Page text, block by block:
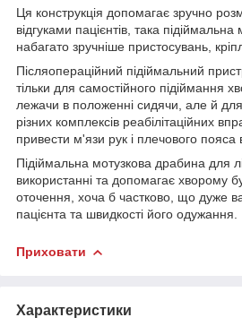
Ця конструкція допомагає зручно
відгуками пацієнтів, така
набагато зручніше пристосувань,
Післяопераційний підіймальний
тільки для самостійного підіймання
лежачи в положенні сидячи, але й
різних комплексів реабілітаційних
привести м'язи рук і плечового пояса
Підіймальна мотузкова драбина для
використанні та допомагає хворому
оточення, хоча б частково, що дуже
пацієнта та швидкості його одужання.
Приховати
Характеристики